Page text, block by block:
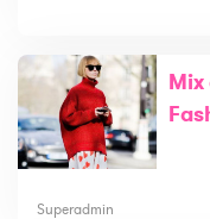
Superadmin